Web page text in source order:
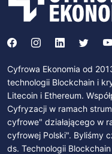
Cyfrowa Ekonomia od
technologii Blockchain i
Litecoin i Ethereum.
Cyfryzacji w ramach
cyfrowe" działającego w
cyfrowej Polski". Byliśmy
ds. Technologii